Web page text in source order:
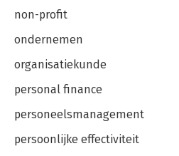
non-profit
ondernemen
organisatiekunde
personal finance
personeelsmanagement
persoonlijke effectiviteit